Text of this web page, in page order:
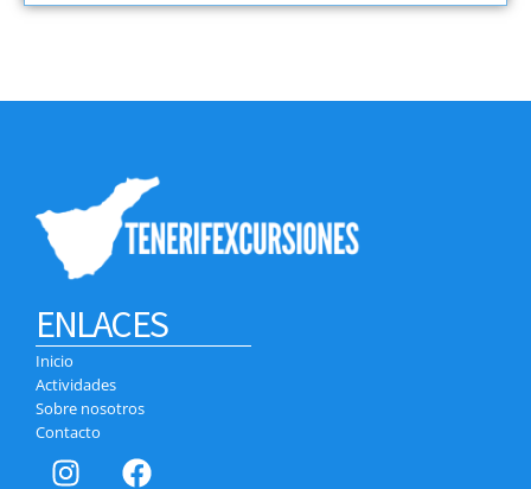
ENLACES
Inicio
Actividades
Sobre nosotros
Contacto